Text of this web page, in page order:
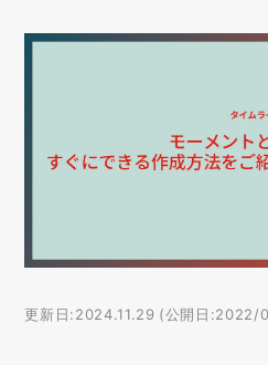
更新日:2024.11.29 (公開日:2022/